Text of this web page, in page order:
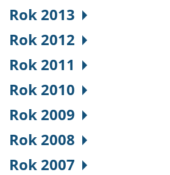
Rok 2013
Rok 2012
Rok 2011
Rok 2010
Rok 2009
Rok 2008
Rok 2007